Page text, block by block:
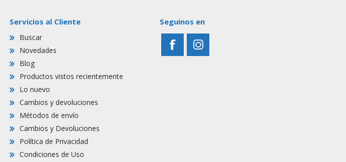
Servicios al Cliente
Buscar
Novedades
Blog
Productos vistos recientemente
Lo nuevo
Cambios y devoluciones
Métodos de envío
Cambios y Devoluciones
Política de Privacidad
Condiciones de Uso
Seguinos en